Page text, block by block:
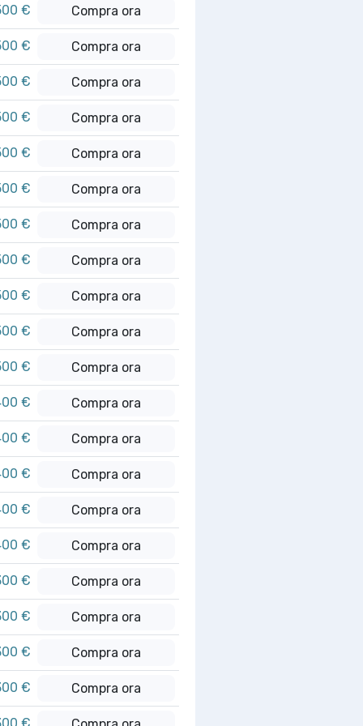
€ Compra ora
€ Compra ora
€ Compra ora
€ Compra ora
€ Compra ora
€ Compra ora
€ Compra ora
€ Compra ora
€ Compra ora
€ Compra ora
€ Compra ora
€ Compra ora
€ Compra ora
€ Compra ora
€ Compra ora
€ Compra ora
€ Compra ora
€ Compra ora
€ Compra ora
€ Compra ora